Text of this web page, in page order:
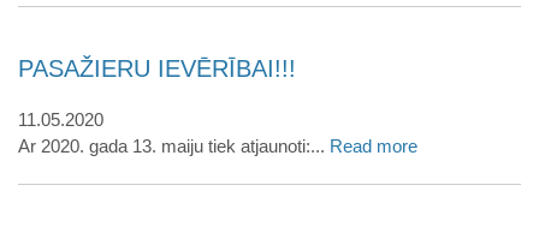
PASAŽIERU IEVĒRĪBAI!!!
11.05.2020
Ar 2020. gada 13. maiju tiek atjaunoti:... Read more